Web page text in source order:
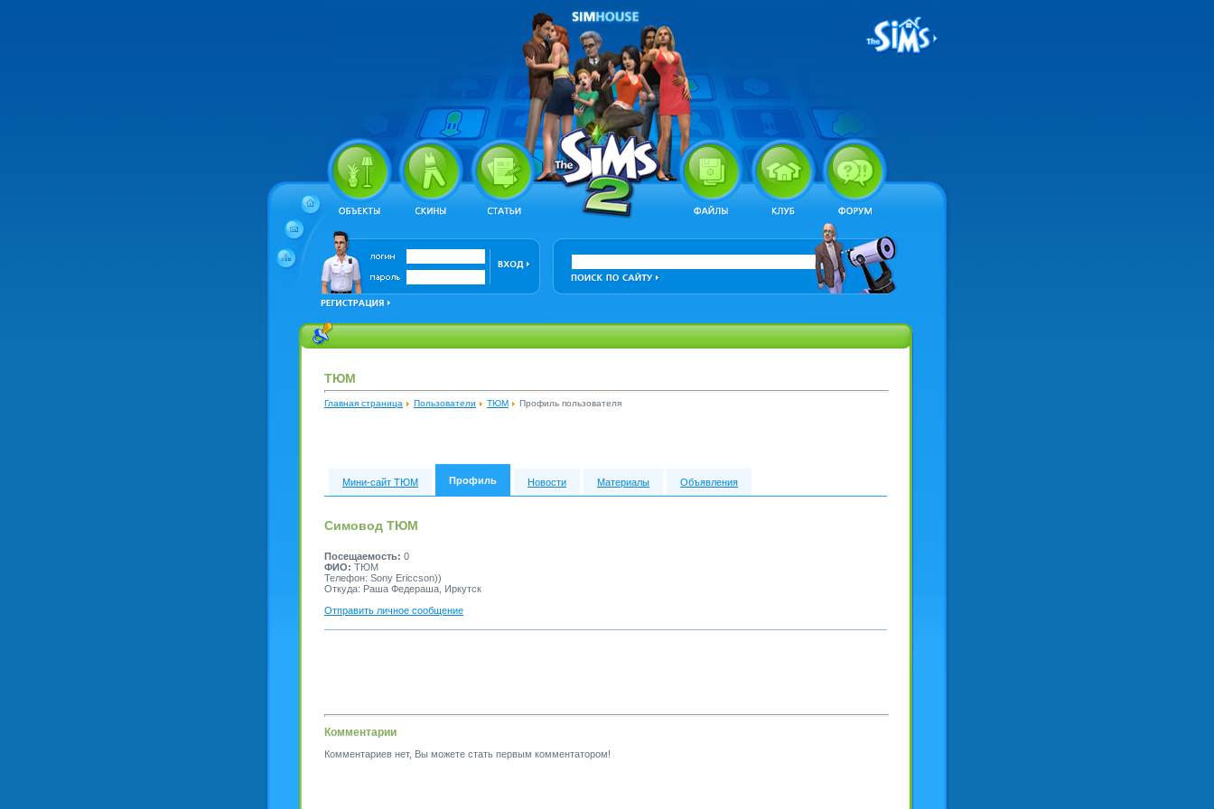
ТЮМ
Главная страница Пользователи ТЮМ Профиль пользователя
Мини-сайт ТЮМ Профиль Новости Материалы Объявления
Симовод ТЮМ
Посещаемость: 0
ФИО: ТЮМ
Телефон: Sony Ericcson))
Откуда: Раша Федераша, Иркутск
Отправить личное сообщение
Комментарии
Комментариев нет, Вы можете стать первым комментатором!